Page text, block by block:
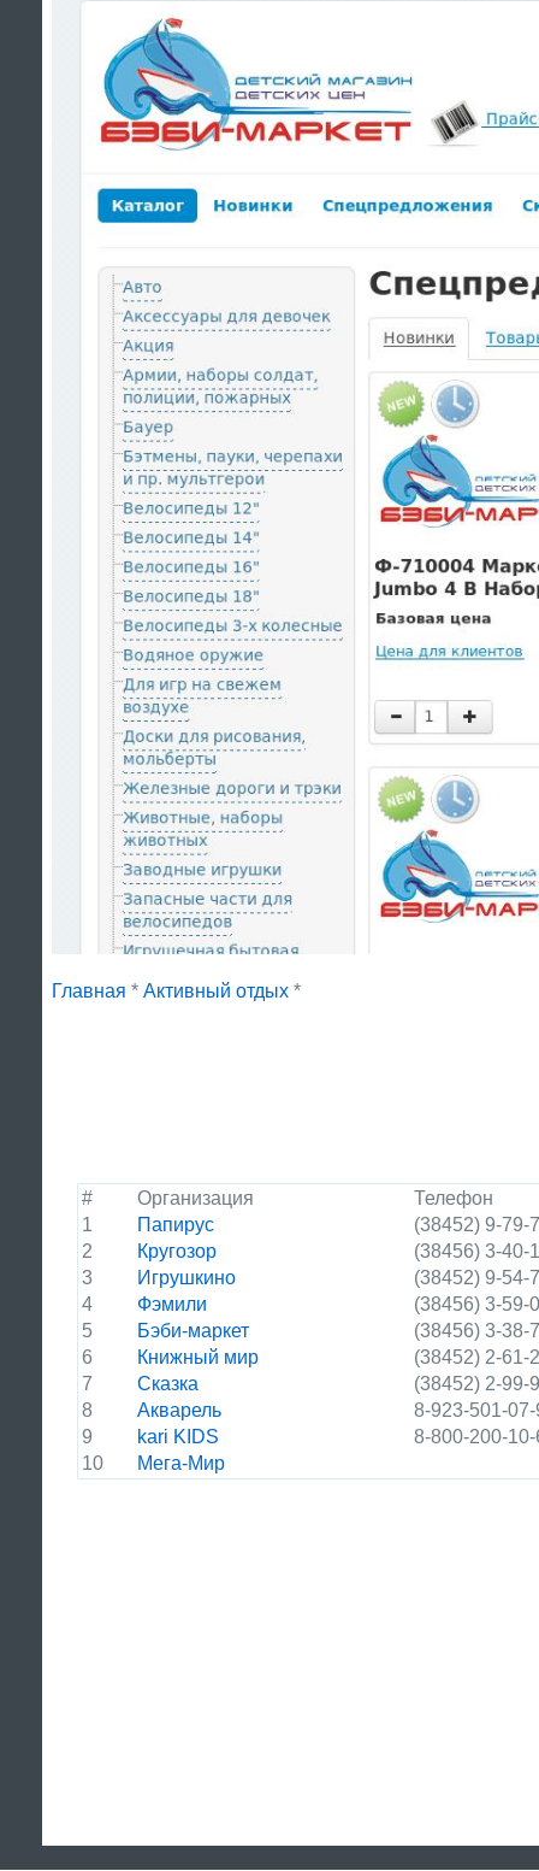
Главная * Активный отдых *
# Организация
Телефон
1
Папирус
(38452) 9-79-
2
Кругозор
(38456) 3-40-
3
Игрушкино
(38452) 9-54-
4
Фэмили
(38456) 3-59-
5
Бэби-маркет
(38456) 3-38-
6
Книжный мир
(38452) 2-61-
7
Сказка
(38452) 2-99-
8
Акварель
8-923-501-
9
kari KIDS
8-800-200-
10
Мега-Мир